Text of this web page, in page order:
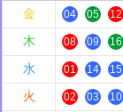
金
04 05 12
木 08 09 16
水 01 14 15
火 02 03 10